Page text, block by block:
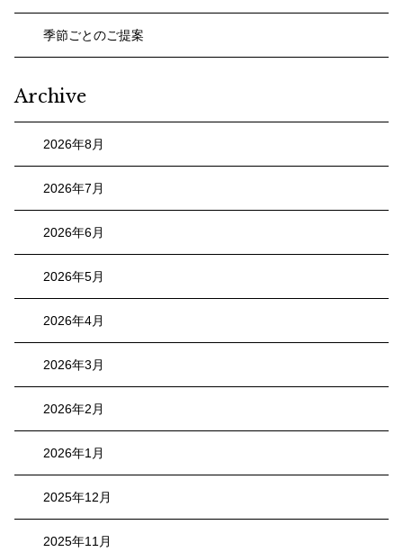
季節ごとのご提案
Archive
2026年8月
2026年7月
2026年6月
2026年5月
2026年4月
2026年3月
2026年2月
2026年1月
2025年12月
2025年11月